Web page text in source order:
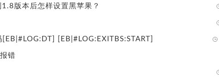
版本后怎样设置黑苹果？
[EB|#LOG:EXITBS:START]
错